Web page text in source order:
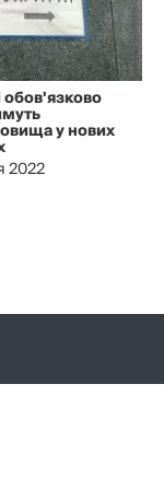
обов'язково
у нових
2022